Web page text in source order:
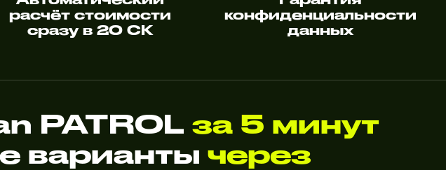
расчёт стоимости
сразу в 20 СК
конфиденциальности
данных
PATROL за 5 минут
варианты через